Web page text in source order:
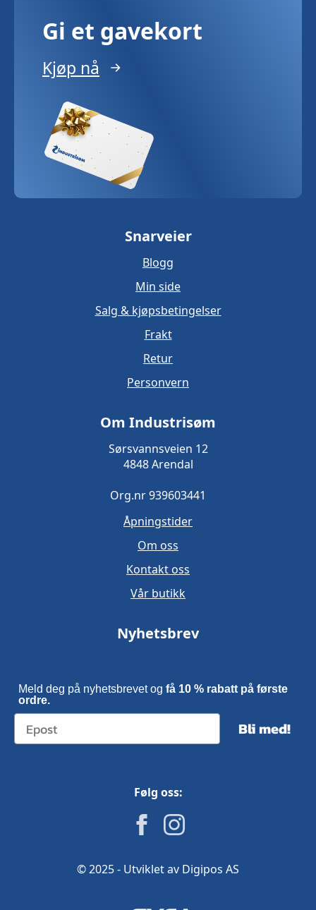
Gi et gavekort
Kjøp nå
Snarveier
Blogg
Min side
Salg & kjøpsbetingelser
Frakt
Retur
Personvern
Om Industrisøm
Sørsvannsveien 12
4848 Arendal
Org.nr 939603441
Åpningstider
Om oss
Kontakt oss
Vår butikk
Nyhetsbrev
Meld deg på nyhetsbrevet og få 10 % rabatt på første
ordre.
Bli med!
Følg oss:
© 2025 - Utviklet av Digipos AS